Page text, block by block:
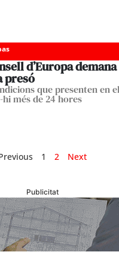
d’Europa
presó
que presenten en
hi més de 24 hores
1 2 Next
Publicitat